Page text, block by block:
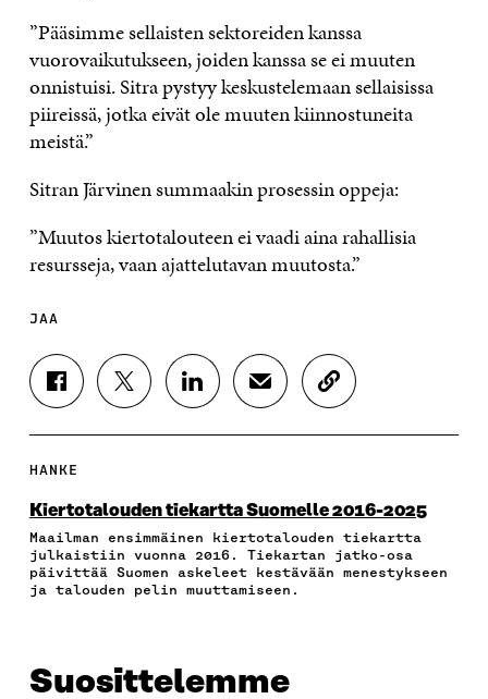
”Pääsimme sellaisten sektoreiden kanssa
vuorovaikutukseen, joiden kanssa se ei muuten
onnistuisi. Sitra pystyy keskustelemaan sellaisissa
piireissä, jotka eivät ole muuten kiinnostuneita
meistä.”
Sitran Järvinen summaakin prosessin oppeja:
”Muutos kiertotalouteen ei vaadi aina rahallisia
resursseja, vaan ajattelutavan muutosta.”
JAA
J
A
A
E
O
O
K
A
J
A
T
E
R
I
V
J
A
K
D
I
N
A
J
A
K
P
O
S
A
K
O
A
T
I
HANKE
Kiertotalouden tiekartta Suomelle 2016-2025
Maailman ensimmäinen kiertotalouden tiekartta
julkaistiin vuonna 2016. Tiekartan jatko-osa
päivittää Suomen askeleet kestävään menestykseen
ja talouden pelin muuttamiseen.
Suosittelemme